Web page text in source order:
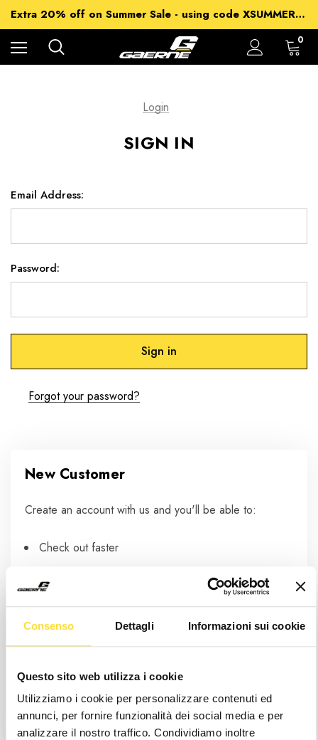
Consenso Dettagli Informazioni sui cookie
Questo sito web utilizza i cookie
Utilizziamo i cookie per personalizzare contenuti ed
annunci, per fornire funzionalità dei social media e per
analizzare il nostro traffico. Condividiamo inoltre
Extra 20% off on Summer Sale - using code XSUMMER2026
Free Shipping on all orders over 99€
15% off Sitewide - using code XSUMMER2026
0
Login
SIGN IN
Email Address:
Password:
Forgot your password?
New Customer
Create an account with us and you'll be able to:
Check out faster
Track new orders
Create Account